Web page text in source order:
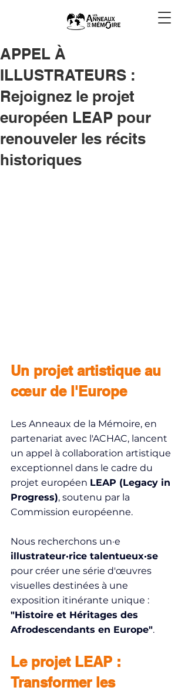
APPEL À
ILLUSTRATEURS :
Rejoignez le projet
européen LEAP pour
renouveler les récits
historiques
Un projet artistique au
cœur de l'Europe
Les Anneaux de la Mémoire, en
partenariat avec l'ACHAC, lancent
un appel à collaboration artistique
exceptionnel dans le cadre du
projet européen LEAP (Legacy in
Progress), soutenu par la
Commission européenne.
Nous recherchons un·e
illustrateur·rice talentueux·se
pour créer une série d'œuvres
visuelles destinées à une
exposition itinérante unique :
"Histoire et Héritages des
Afrodescendants en Europe".
Le projet LEAP :
Transformer les